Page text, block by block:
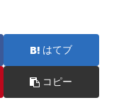
はてブ
コピー